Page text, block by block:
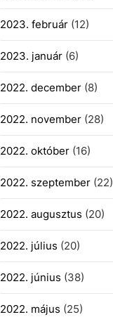
2023. február(12)
2023. január(6)
2022. december(8)
2022. november(28)
2022. október(16)
2022. szeptember(22)
2022. augusztus (20)
2022. július (20)
2022. június (38)
2022. május (25)